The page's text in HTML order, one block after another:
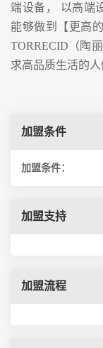
端设备， 以高端
能够做到【更高
TORRECID（陶
求高品质生活的人
加盟条件
加盟条件：
加盟支持
加盟流程